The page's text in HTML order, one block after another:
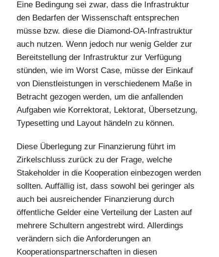
Eine Bedingung sei zwar, dass die Infrastruktur
den Bedarfen der Wissenschaft entsprechen
müsse bzw. diese die Diamond-OA-Infrastruktur
auch nutzen. Wenn jedoch nur wenig Gelder zur
Bereitstellung der Infrastruktur zur Verfügung
stünden, wie im Worst Case, müsse der Einkauf
von Dienstleistungen in verschiedenem Maße in
Betracht gezogen werden, um die anfallenden
Aufgaben wie Korrektorat, Lektorat, Übersetzung,
Typesetting und Layout händeln zu können.
Diese Überlegung zur Finanzierung führt im
Zirkelschluss zurück zu der Frage, welche
Stakeholder in die Kooperation einbezogen werden
sollten. Auffällig ist, dass sowohl bei geringer als
auch bei ausreichender Finanzierung durch
öffentliche Gelder eine Verteilung der Lasten auf
mehrere Schultern angestrebt wird. Allerdings
verändern sich die Anforderungen an
Kooperationspartnerschaften in diesen